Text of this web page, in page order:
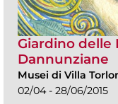
Giardino delle
Dannunziane
Musei di Villa
02/04 - 28/06/2015